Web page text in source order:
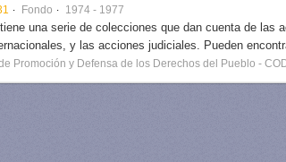
Fondo 1974 - 1977
una serie de colecciones que dan cuenta de
y las acciones judiciales. Pueden
Promoción y Defensa de los Derechos del Pueblo -